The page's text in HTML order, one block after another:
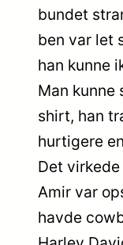
bundet
ben var let
han kunne
Man kunne
shirt, han
hurtigere
Det
Amir var
havde